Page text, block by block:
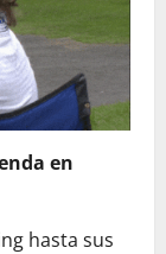
en
hasta sus